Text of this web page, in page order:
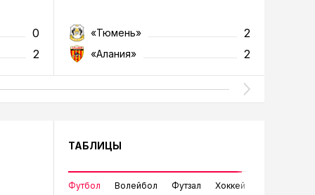
0
2
«Тюмень» 2
«Алания» 2
ТАБЛИЦЫ
Футбол Волейбол Футзал Хоккей